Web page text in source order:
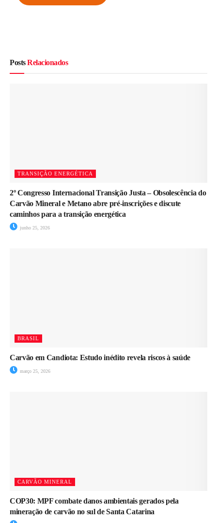
PostsRelacionados
TRANSIÇÃO ENERGÉTICA
2º Congresso Internacional Transição Justa – Obsolescência do
Carvão Mineral e Metano abre pré-inscrições e discute
caminhos para a transição energética
junho 25, 2026
BRASIL
Carvão em Candiota: Estudo inédito revela riscos à saúde
março 25, 2026
CARVÃO MINERAL
COP30: MPF combate danos ambientais gerados pela
mineração de carvão no sul de Santa Catarina